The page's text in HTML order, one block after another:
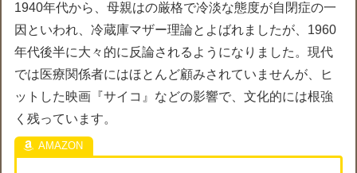
1940年代から、母親はの厳格で冷淡な態度が自閉症の一
因といわれ、冷蔵庫マザー理論とよばれましたが、1960
年代後半に大々的に反論されるようになりました。現代
では医療関係者にはほとんど顧みされていませんが、ヒ
ットした映画『サイコ』などの影響で、文化的には根強
く残っています。